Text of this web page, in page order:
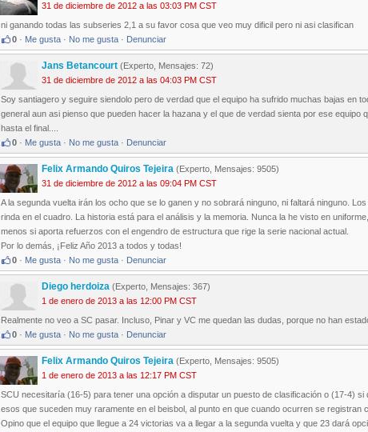
31 de diciembre de 2012 a las 03:03 PM CST
ni ganando todas las subseries 2,1 a su favor cosa que veo muy dificil pero ni asi clasifican
0 · Me gusta · No me gusta · Denunciar
Jans Betancourt (Experto, Mensajes: 72)
31 de diciembre de 2012 a las 04:03 PM CST
Soy santiagero y seguire siendolo pero de verdad que el equipo ha sufrido muchas bajas en
general aun asi pienso que pueden hacer la hazana y el que de verdad sienta por ese equipo
hasta el final....
0 · Me gusta · No me gusta · Denunciar
Felix Armando Quiros Tejeira (Experto, Mensajes: 9505)
31 de diciembre de 2012 a las 09:04 PM CST
A la segunda vuelta irán los ocho que se lo ganen y no sobrará ninguno, ni faltará ninguno.
rinda en el cuadro. La historia está para el análisis y la memoria. Nunca la he visto en
menos si aporta refuerzos con el engendro de estructura que rige la serie nacional actual.
Por lo demás, ¡Feliz Año 2013 a todos y todas!
0 · Me gusta · No me gusta · Denunciar
Diego herdoiza (Experto, Mensajes: 367)
1 de enero de 2013 a las 12:00 PM CST
Realmente no veo a SC pasar. Incluso, Pinar y VC me quedan las dudas, porque no han
0 · Me gusta · No me gusta · Denunciar
Felix Armando Quiros Tejeira (Experto, Mensajes: 9505)
1 de enero de 2013 a las 12:17 PM CST
SCU necesitaría (16-5) para tener una opción a disputar un puesto de clasificación o (17-4)
esos que suceden muy raramente en el beisbol, al punto en que cuando ocurren se registran
Opino que el equipo que llegue a 24 victorias va a llegar a la segunda vuelta y que 23 dará